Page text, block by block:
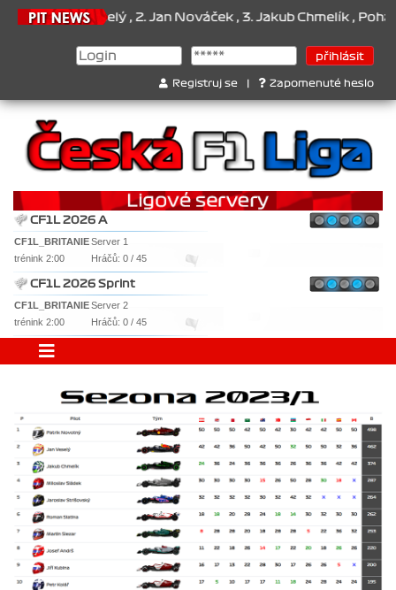
Jan Veselý , 2. Jan Nováček , 3. Jakub Chmelík , Pohár
Registruj se Zapomenuté heslo
CF1L 2026 A
CF1L_BRITANIEServer 1
trénink 2:00
Hráčů: 0 / 45
CF1L 2026 Sprint
CF1L_BRITANIEServer 2
trénink 2:00
Hráčů: 0 / 45